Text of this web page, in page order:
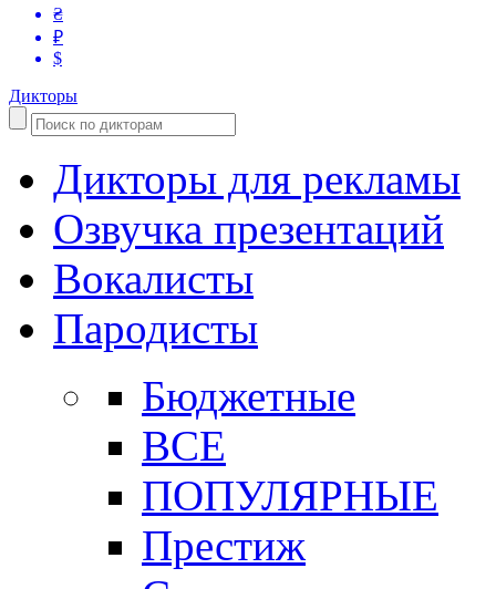
₴
₽
$
Дикторы
Дикторы для рекламы
Озвучка презентаций
Вокалисты
Пародисты
Бюджетные
ВСЕ
ПОПУЛЯРНЫЕ
Престиж